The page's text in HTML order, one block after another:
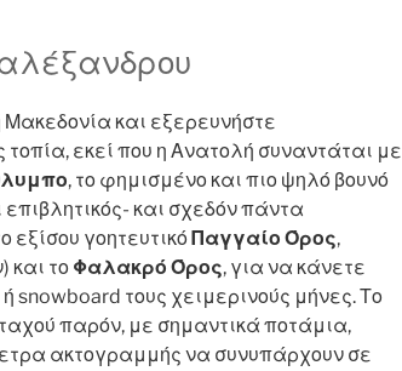
er
και εξερευνήστε
εκεί που η Ανατολή συναντάται με
, το φημισμένο και πιο ψηλό βουνό
και σχεδόν πάντα
εξίσου γοητευτικόΠαγγαίο Όρος,
και το Φαλακρό Όρος, για να κάνετε
snowboard τους χειμερινούς μήνες. Το
παρόν, με σημαντικά ποτάμια,
ακτογραμμής να συνυπάρχουν σε